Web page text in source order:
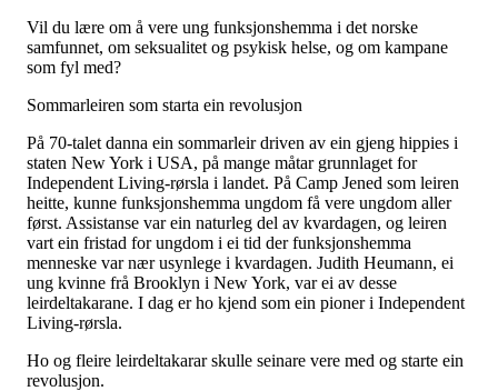
Om oss
Nyheter
Tall og fakta
Kontakt Uloba
Vil du lære om å vere ung funksjonshemma i det norske
samfunnet, om seksualitet og psykisk helse, og om kampane
som fyl med?
Sommarleiren som starta ein revolusjon
På 70-talet danna ein sommarleir driven av ein gjeng hippies i
staten New York i USA, på mange måtar grunnlaget for
Independent Living-rørsla i landet. På Camp Jened som leiren
heitte, kunne funksjonshemma ungdom få vere ungdom aller
først. Assistanse var ein naturleg del av kvardagen, og leiren
vart ein fristad for ungdom i ei tid der funksjonshemma
menneske var nær usynlege i kvardagen. Judith Heumann, ei
ung kvinne frå Brooklyn i New York, var ei av desse
leirdeltakarane. I dag er ho kjend som ein pioner i Independent
Living-rørsla.
Ho og fleire leirdeltakarar skulle seinare vere med og starte ein
revolusjon.